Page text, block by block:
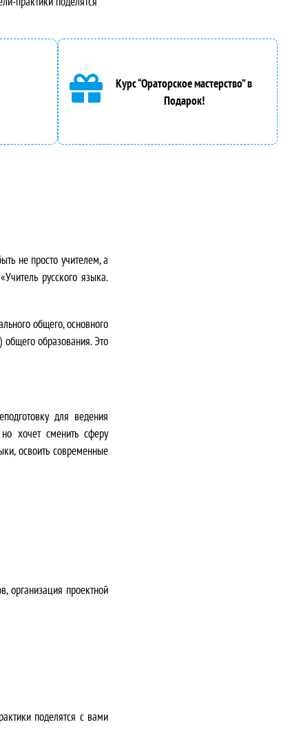
Курс “Ораторское мастерство” в
Подарок!
не просто учителем, а
«Учитель русского языка.
общего, основного
общего образования. Это
для ведения
хочет сменить сферу
освоить современные
организация проектной
поделятся с вами